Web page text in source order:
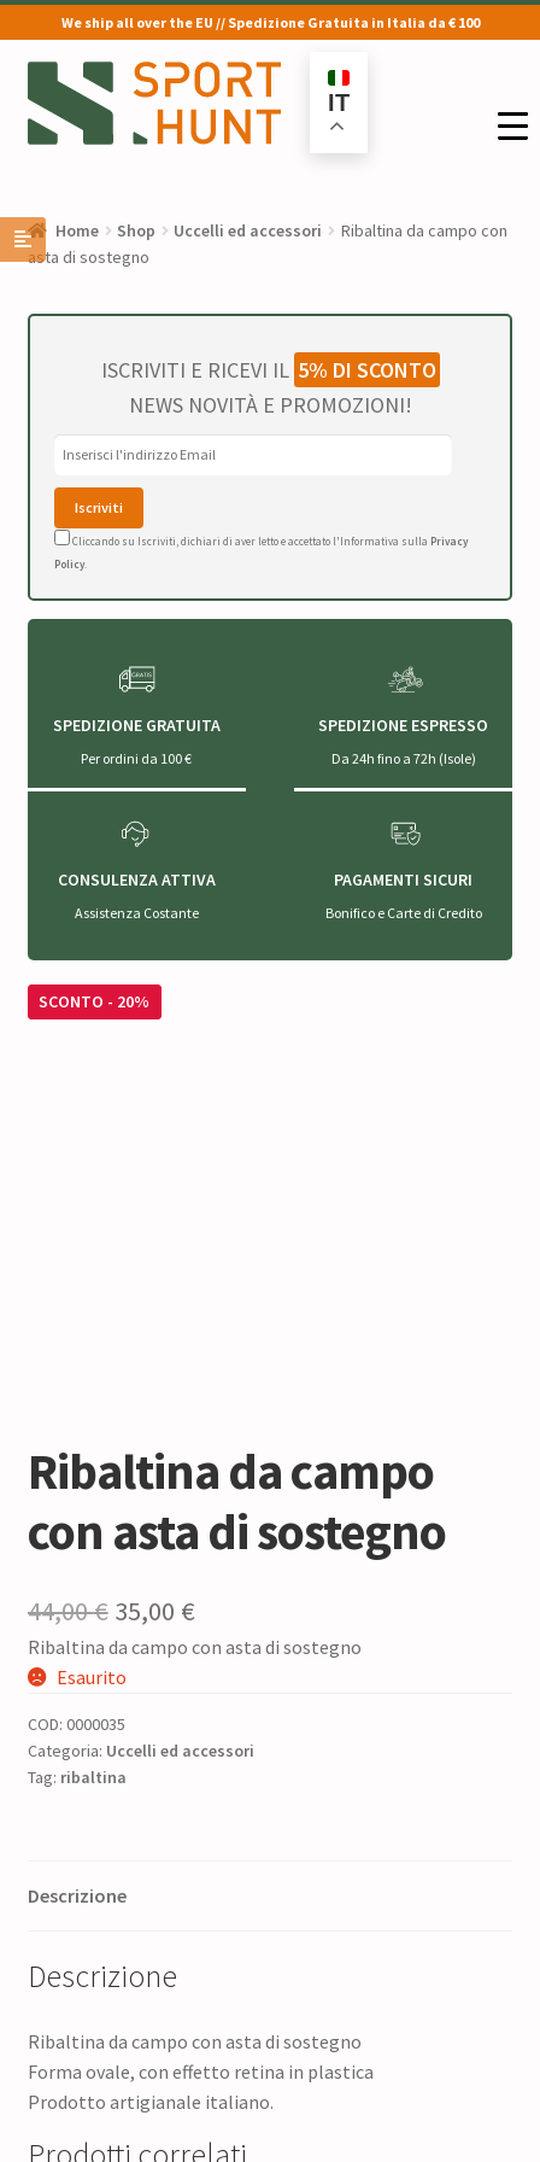
We ship all over the EU // Spedizione Gratuita in Italia da € 100
Vai
alla
navigazione
Vai
al
contenuto
IT
Home Shop Uccelli ed accessori
Ribaltina da campo con
asta di sostegno
ISCRIVITI E RICEVI IL 5% DI SCONTO
NEWS NOVITÀ E PROMOZIONI!
Cliccando su Iscriviti, dichiari di aver letto e accettato l'Informativa sulla Privacy
Policy.
SPEDIZIONE GRATUITA
Per ordini da 100 €
SPEDIZIONE ESPRESSO
Da 24h fino a 72h (Isole)
CONSULENZA ATTIVA
Assistenza Costante
PAGAMENTI SICURI
Bonifico e Carte di Credito
SCONTO - 20%
Ribaltina da campo
con asta di sostegno
44,00€ Il
prezzo
originale
era:
44,00 €.
35,00 €Il
prezzo
è:
Ribaltina da campo con asta di sostegno
Esaurito
COD: 0000035
Categoria: Uccelli ed accessori
Tag: ribaltina
Descrizione
Descrizione
Ribaltina da campo con asta di sostegno
Forma ovale, con effetto retina in plastica
Prodotto artigianale italiano.